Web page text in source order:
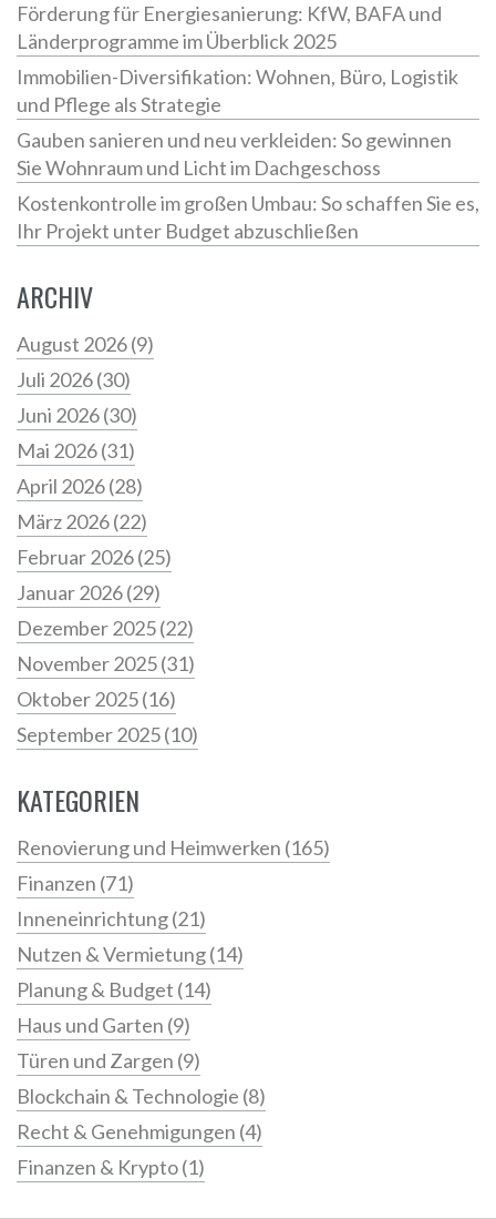
Förderung für Energiesanierung: KfW, BAFA und
Länderprogramme im Überblick 2025
Immobilien-Diversifikation: Wohnen, Büro, Logistik
und Pflege als Strategie
Gauben sanieren und neu verkleiden: So gewinnen
Sie Wohnraum und Licht im Dachgeschoss
Kostenkontrolle im großen Umbau: So schaffen Sie es,
Ihr Projekt unter Budget abzuschließen
ARCHIV
August 2026(9)
Juli 2026(30)
Juni 2026(30)
Mai 2026(31)
April 2026(28)
März 2026(22)
Februar 2026(25)
Januar 2026(29)
Dezember 2025(22)
November 2025(31)
Oktober 2025(16)
September 2025(10)
KATEGORIEN
Renovierung und Heimwerken (165)
Finanzen (71)
Inneneinrichtung(21)
Nutzen & Vermietung(14)
Planung & Budget (14)
Haus und Garten (9)
Türen und Zargen (9)
Blockchain & Technologie (8)
Recht & Genehmigungen (4)
Finanzen & Krypto(1)